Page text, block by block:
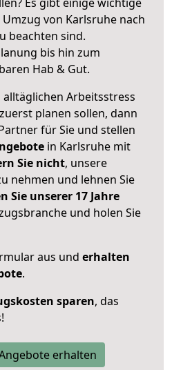
von Karlsruhe nach
beachten sind.
bis hin zum
Hab & Gut.
Arbeitsstress
planen sollen, dann
für Sie und stellen
in Karlsruhe mit
Sie nicht, unsere
nehmen und lehnen Sie
Sie unserer 17 Jahre
und holen Sie
aus und erhalten
.
sparen, das
erhalten